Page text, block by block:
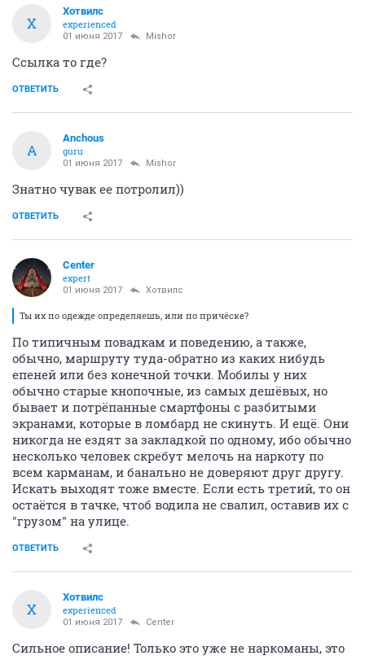
Х
Хотвилс
experienced
01 июня 2017 Mishor
Ссылка то где?
ОТВЕТИТЬ
A
Anchous
guru
01 июня 2017 Mishor
Знатно чувак ее потролил))
ОТВЕТИТЬ
Center
expert
01 июня 2017 Хотвилс
Ты их по одежде определяешь, или по причёске?
По типичным повадкам и поведению, а также,
обычно, маршруту туда-обратно из каких нибудь
епеней или без конечной точки. Мобилы у них
обычно старые кнопочные, из самых дешёвых, но
бывает и потрёпанные смартфоны с разбитыми
экранами, которые в ломбард не скинуть. И ещё. Они
никогда не ездят за закладкой по одному, ибо обычно
несколько человек скребут мелочь на наркоту по
всем карманам, и банально не доверяют друг другу.
Искать выходят тоже вместе. Если есть третий, то он
остаётся в тачке, чтоб водила не свалил, оставив их с
"грузом" на улице.
ОТВЕТИТЬ
Х
Хотвилс
experienced
01 июня 2017 Center
Сильное описание! Только это уже не наркоманы, это